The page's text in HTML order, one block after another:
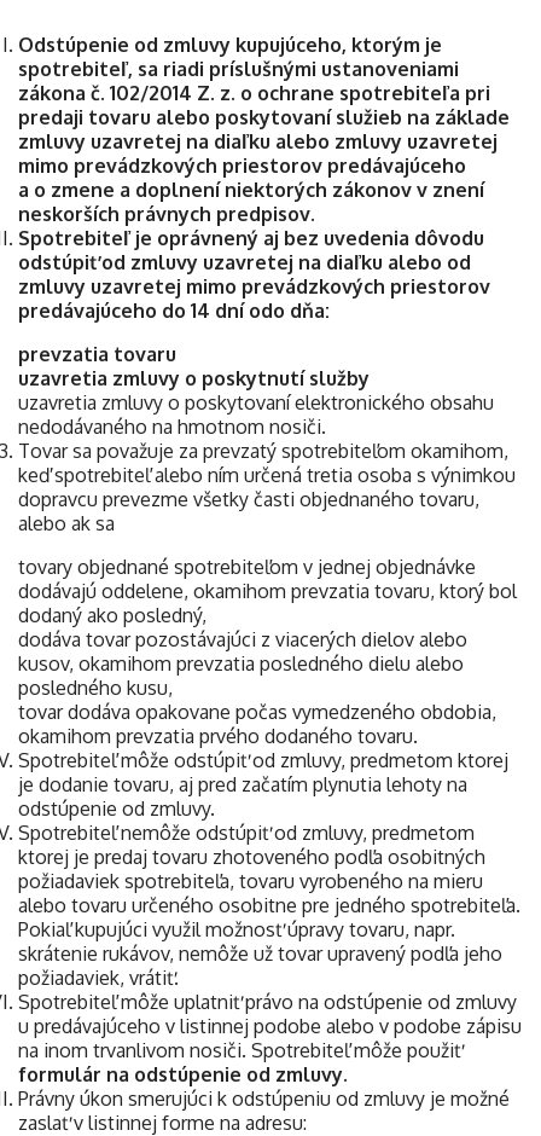
Odstúpenie od zmluvy kupujúceho, ktorým je
spotrebiteľ, sa riadi príslušnými ustanoveniami
zákona č. 102/2014 Z. z. o ochrane spotrebiteľa pri
predaji tovaru alebo poskytovaní služieb na základe
zmluvy uzavretej na diaľku alebo zmluvy uzavretej
mimo prevádzkových priestorov predávajúceho
a o zmene a doplnení niektorých zákonov v znení
neskorších právnych predpisov.
Spotrebiteľ je oprávnený aj bez uvedenia dôvodu
odstúpiť od zmluvy uzavretej na diaľku alebo od
zmluvy uzavretej mimo prevádzkových priestorov
predávajúceho do 14 dní odo dňa:
prevzatia tovaru
uzavretia zmluvy o poskytnutí služby
uzavretia zmluvy o poskytovaní elektronického obsahu
nedodávaného na hmotnom nosiči.
Tovar sa považuje za prevzatý spotrebiteľom okamihom,
keď spotrebiteľ alebo ním určená tretia osoba s výnimkou
dopravcu prevezme všetky časti objednaného tovaru,
alebo ak sa
tovary objednané spotrebiteľom v jednej objednávke
dodávajú oddelene, okamihom prevzatia tovaru, ktorý bol
dodaný ako posledný,
dodáva tovar pozostávajúci z viacerých dielov alebo
kusov, okamihom prevzatia posledného dielu alebo
posledného kusu,
tovar dodáva opakovane počas vymedzeného obdobia,
okamihom prevzatia prvého dodaného tovaru.
Spotrebiteľ môže odstúpiť od zmluvy, predmetom ktorej
je dodanie tovaru, aj pred začatím plynutia lehoty na
odstúpenie od zmluvy.
Spotrebiteľ nemôže odstúpiť od zmluvy, predmetom
ktorej je predaj tovaru zhotoveného podľa osobitných
požiadaviek spotrebiteľa, tovaru vyrobeného na mieru
alebo tovaru určeného osobitne pre jedného spotrebiteľa.
Pokiaľ kupujúci využil možnosť úpravy tovaru, napr.
skrátenie rukávov, nemôže už tovar upravený podľa jeho
požiadaviek, vrátiť.
Spotrebiteľ môže uplatniť právo na odstúpenie od zmluvy
u predávajúceho v listinnej podobe alebo v podobe zápisu
na inom trvanlivom nosiči. Spotrebiteľ môže použiť
formulár na odstúpenie od zmluvy.
Právny úkon smerujúci k odstúpeniu od zmluvy je možné
zaslať v listinnej forme na adresu: